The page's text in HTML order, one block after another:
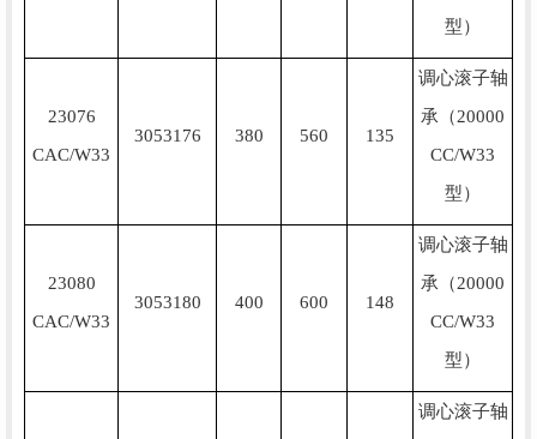
型）
23076
CAC/W33
3053176 380 560 135
调心滚子轴
承（20000
CC/W33
型）
23080
CAC/W33
3053180 400 600 148
调心滚子轴
承（20000
CC/W33
型）
调心滚子轴